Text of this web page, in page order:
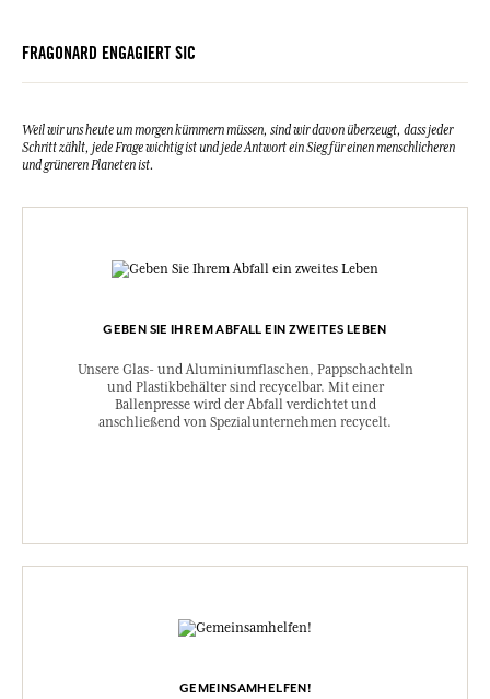
FRAGONARD ENGAGIERT SIC
Weil wir uns heute um morgen kümmern müssen, sind wir davon überzeugt, dass jeder
Schritt zählt, jede Frage wichtig ist und jede Antwort ein Sieg für einen menschlicheren
und grüneren Planeten ist.
GEBEN SIE IHREM ABFALL EIN ZWEITES LEBEN
Unsere Glas- und Aluminiumflaschen, Pappschachteln
und Plastikbehälter sind recycelbar. Mit einer
Ballenpresse wird der Abfall verdichtet und
anschließend von Spezialunternehmen recycelt.
GEMEINSAMHELFEN!